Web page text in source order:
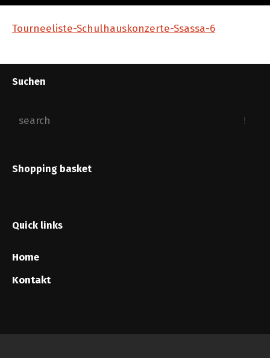
Tourneeliste-Schulhauskonzerte-Ssassa-6
Suchen
Shopping basket
Quick links
Home
Kontakt